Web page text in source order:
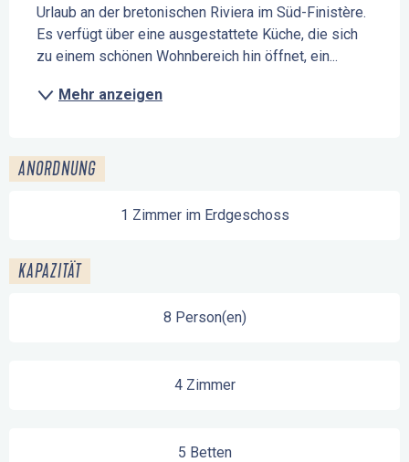
Urlaub an der bretonischen Riviera im Süd-Finistère.
Es verfügt über eine ausgestattete Küche, die sich
zu einem schönen Wohnbereich hin öffnet, ein...
Mehr anzeigen
ANORDNUNG
1 Zimmer im Erdgeschoss
KAPAZITÄT
8 Person(en)
4 Zimmer
5 Betten